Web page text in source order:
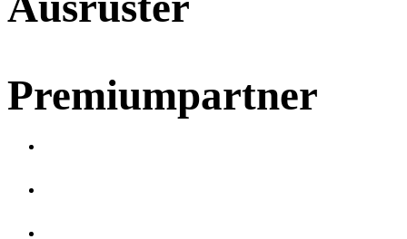
Premiumpartner